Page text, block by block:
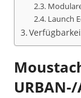
Launch